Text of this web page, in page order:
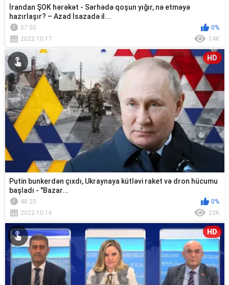
İrandan ŞOK hərəkət - Sərhədə qoşun yığır, nə etməyə
hazırlaşır? – Azad İsazadə il...
57:00
0%
2022.10.17
14K
HD
Putin bunkerdən çıxdı, Ukraynaya kütləvi raket və dron hücumu
başladı - "Bazar...
48:20
0%
2022.10.16
23K
HD